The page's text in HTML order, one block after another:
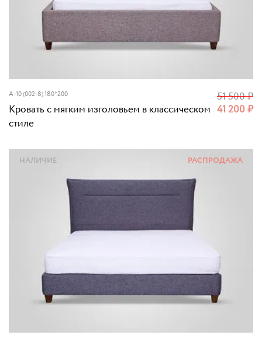
A-10 (002-8) 180*200
Кровать с мягким изголовьем в классическом
стиле
41 200₽
51 500₽
РАСПРОДАЖА
НАЛИЧИЕ